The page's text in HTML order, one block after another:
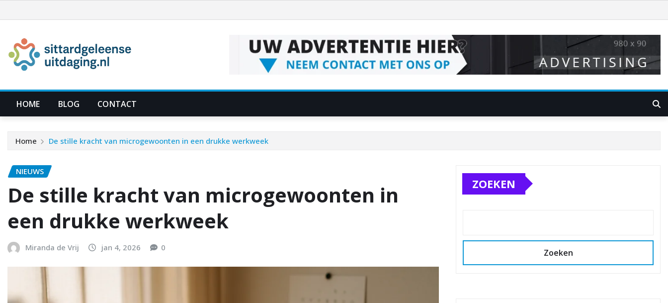
naar
inhoud
HOME BLOG CONTACT
Home De stille kracht van microgewoonten in een drukke werkweek
NIEUWS
De stille kracht van microgewoonten in
een drukke werkweek
Miranda de Vrij jan 4, 2026 0
ZOEKEN
Zoeken